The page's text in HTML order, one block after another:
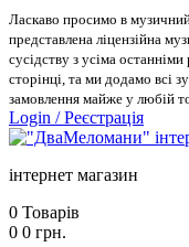
Ласкаво просимо в
представлена ліцензійна
сусідству з усіма
сторінці, та ми додамо всі
замовлення майже у любій
Login /Реєстрація
інтернет магазин
0 Товарів
0 0 грн.